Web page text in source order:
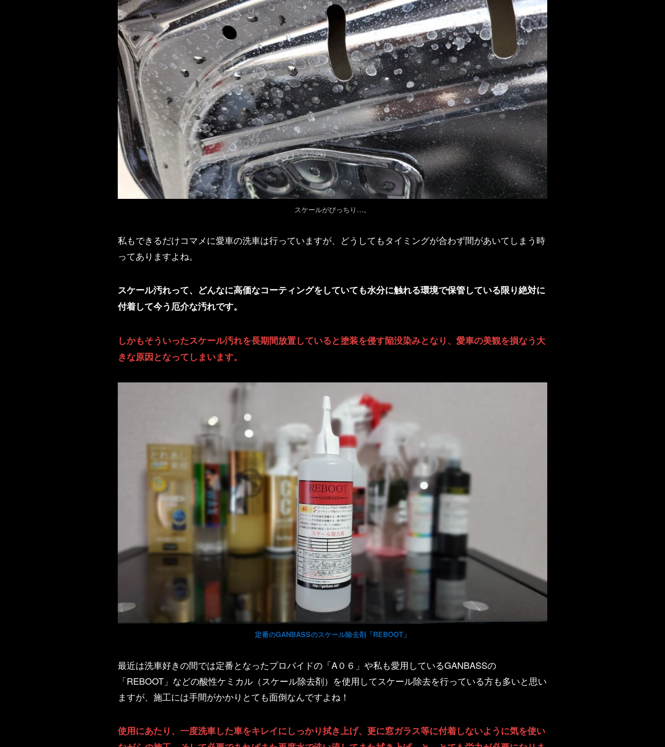
スケールがびっちり…。
私もできるだけコマメに愛車の洗車は行っていますが、どうしてもタイミングが合わず間があいてしまう時
ってありますよね。
スケール汚れって、どんなに高価なコーティングをしていても水分に触れる環境で保管している限り絶対に
付着して今う厄介な汚れです。
しかもそういったスケール汚れを長期間放置していると塗装を侵す陥没染みとなり、愛車の美観を損なう大
きな原因となってしまいます。
定番のGANBASSのスケール除去剤「REBOOT」
最近は洗車好きの間では定番となったプロバイドの「A０６」や私も愛用しているGANBASSの
「REBOOT」などの酸性ケミカル（スケール除去剤）を使用してスケール除去を行っている方も多いと思い
ますが、施工には手間がかかりとても面倒なんですよね！
使用にあたり、一度洗車した車をキレイにしっかり拭き上げ、更に窓ガラス等に付着しないように気を使い